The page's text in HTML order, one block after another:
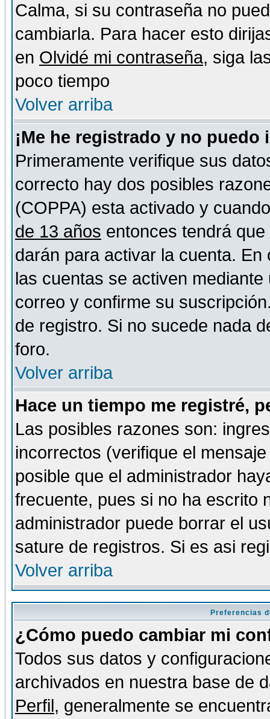
Calma, si su contraseña no
cambiarla. Para hacer esto
en Olvidé mi contraseña, siga
poco tiempo
Volver arriba
¡Me he registrado y no puedo
Primeramente verifique sus
correcto hay dos posibles
(COPPA) esta activado y
de 13 años entonces tendrá
darán para activar la cuenta.
las cuentas se activen
correo y confirme su
de registro. Si no sucede nada
foro.
Volver arriba
Hace un tiempo me registré,
Las posibles razones son:
incorrectos (verifique el
posible que el administrador
frecuente, pues si no ha escrito
administrador puede borrar el
sature de registros. Si es asi
Volver arriba
Preferencias
¿Cómo puedo cambiar mi
Todos sus datos y
archivados en nuestra base de
Perfil, generalmente se